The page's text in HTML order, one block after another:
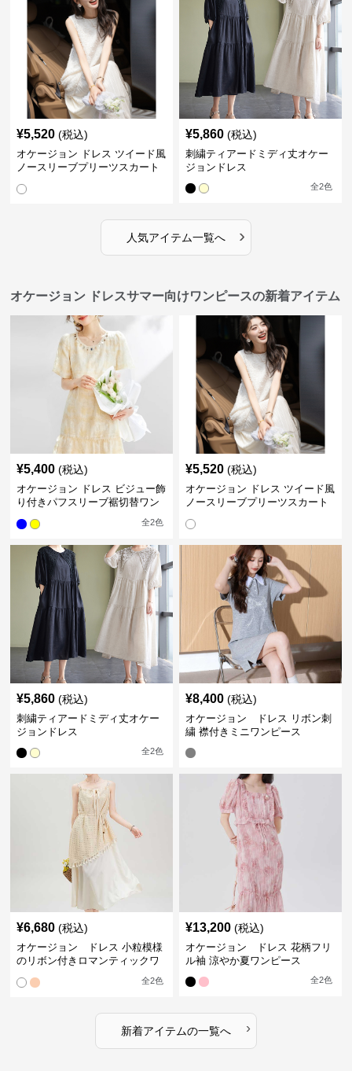
¥5,520 (税込)
オケージョン ドレス ツイード風
ノースリーブプリーツスカート
¥5,860 (税込)
刺繍ティアードミディ丈オケー
ジョンドレス
全2色
人気アイテム一覧へ ›
オケージョン ドレスサマー向けワンピースの新着アイテム
¥5,400 (税込)
オケージョン ドレス ビジュー飾
り付きパフスリーブ裾切替ワン
全2色
¥5,520 (税込)
オケージョン ドレス ツイード風
ノースリーブプリーツスカート
¥5,860 (税込)
刺繍ティアードミディ丈オケー
ジョンドレス
全2色
¥8,400 (税込)
オケージョン ドレス リボン刺
繍 襟付きミニワンピース
¥6,680 (税込)
オケージョン ドレス 小粒模様
のリボン付きロマンティックワ
全2色
¥13,200 (税込)
オケージョン ドレス 花柄フリ
ル袖 涼やか夏ワンピース
全2色
新着アイテムの一覧へ ›